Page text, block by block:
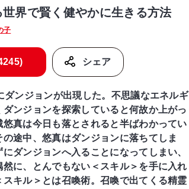
界で賢く健やかに生きる方法
子
シェア
ダンジョンが出現した。不思議なエネルギ
ンジョンを探索していると何故か上がっ
真は今日も落とされると半ばわかってい
途中、悠真はダンジョンに落ちてしま
ダンジョンへ入ることになってしまい、
に、とんでもない＜スキル＞を手に入れ
キル＞とは召喚術。召喚で出てくる精霊